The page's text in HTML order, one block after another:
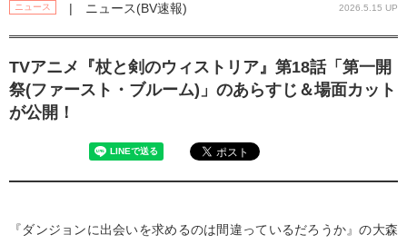
ニュース | ニュース(BV速報) 2026.5.15 UP
TVアニメ『杖と剣のウィストリア』第18話「第一開
祭(ファースト・ブルーム)」のあらすじ＆場面カット
が公開！
『ダンジョンに出会いを求めるのは間違っているだろうか』の大森